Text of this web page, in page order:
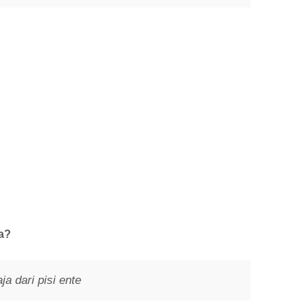
dari pisi ente